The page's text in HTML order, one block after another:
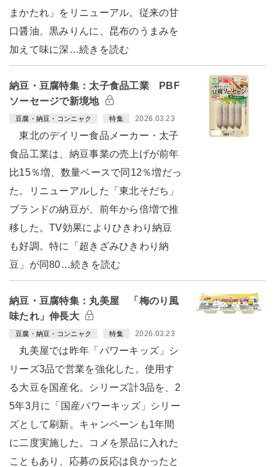
まかたれ」をリニューアル。従来の甘
口醤油、黒みりんに、昆布のうまみを
加えて味に深…続きを読む
納豆・豆腐特集：太子食品工業 PBF
ソーセージで新境地
豆腐・納豆・コンニャク 特集 2026.03.23
東北のデイリー食品メーカー・太子
食品工業は、納豆事業の売上げが前年
比15％増、数量ベースで同12％増だっ
た。リニューアルした「東北そだち」
ブランドの納豆が、前年から倍増で推
移した。TV効果によりひきわり納豆
も好調。特に「超きざみひきわり納
豆」が同80…続きを読む
納豆・豆腐特集：丸美屋 「梅のり風
味たれ」伸長大
豆腐・納豆・コンニャク 特集 2026.03.23
丸美屋では昨年「パワーキッズ」シ
リーズ3品で営業を強化した。使用す
る大豆を国産化。シリーズ計3品を、2
5年3月に「国産パワーキッズ」シリー
ズとして刷新。キャンペーンも1年間
に二度実施した。コメを景品に入れた
こともあり、応募の反応は良かったと